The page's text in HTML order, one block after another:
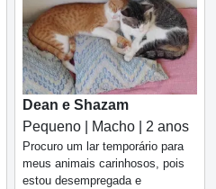
Dean e Shazam
Pequeno | Macho | 2 anos
Procuro um lar temporário para
meus animais carinhosos, pois
estou desempregada e